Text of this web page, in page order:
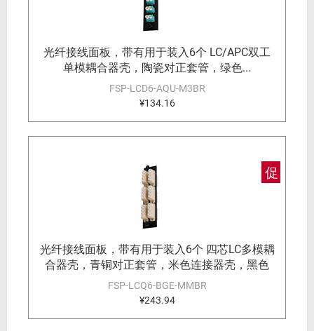
光纤接线面板，带有用于装入6个 LC/APC双工
单模耦合器壳，陶瓷对正套管，绿色...
FSP-LCD6-AQU-M3BR
¥134.16
促
光纤接线面板，带有用于装入6个 四芯LC多模耦
合器壳，青铜对正套管，米色连接器壳，黑色
FSP-LCQ6-BGE-MMBR
¥243.94